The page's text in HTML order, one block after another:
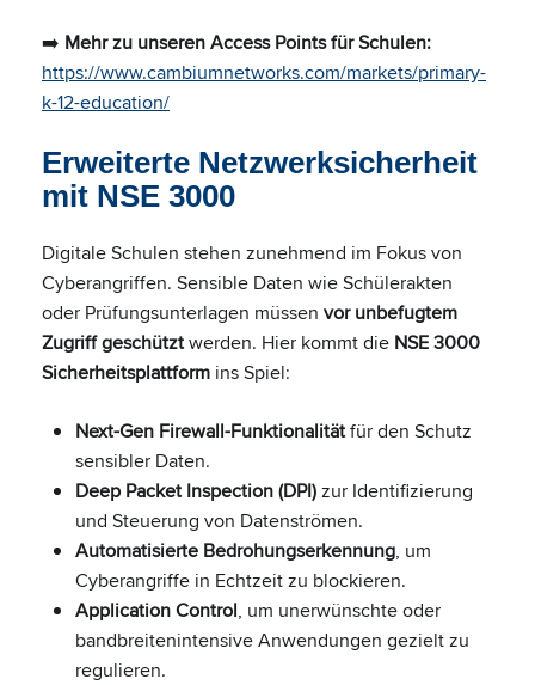
➡️ Mehr zu unseren Access Points für Schulen:
https://www.cambiumnetworks.com/markets/primary-
k-12-education/
Erweiterte Netzwerksicherheit
mit NSE 3000
Digitale Schulen stehen zunehmend im Fokus von
Cyberangriffen. Sensible Daten wie Schülerakten
oder Prüfungsunterlagen müssen vor unbefugtem
Zugriff geschütztwerden. Hier kommt die NSE 3000
Sicherheitsplattform ins Spiel:
Next-Gen Firewall-Funktionalitätfür den Schutz
sensibler Daten.
Deep Packet Inspection (DPI)zur Identifizierung
und Steuerung von Datenströmen.
Automatisierte Bedrohungserkennung, um
Cyberangriffe in Echtzeit zu blockieren.
Application Control, um unerwünschte oder
bandbreitenintensive Anwendungen gezielt zu
regulieren.